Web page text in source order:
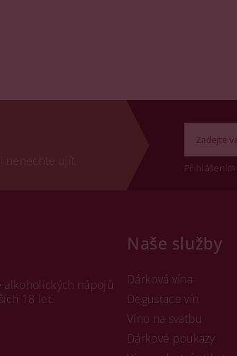
nenechte ujít.
alkoholických nápojů
18 let.
Naše služby
Dárková vína
Degustace vín
Víno na svatbu
Dárkové poukazy